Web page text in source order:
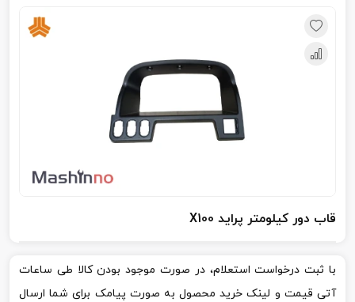
قاب دور کیلومتر پراید X100
با ثبت درخواست استعلام، در صورت موجود بودن کالا طی ساعات
آتی قیمت و لینک خرید محصول به صورت پیامک برای شما ارسال